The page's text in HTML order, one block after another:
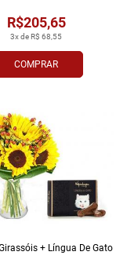
COMPRAR
3x de R$ 68,55
R$205,65
+ Língua De Gato